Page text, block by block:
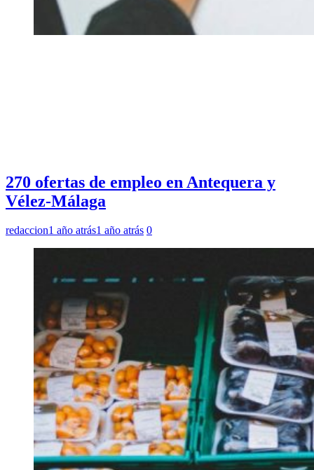
270 ofertas de empleo en Antequera y
Vélez-Málaga
redaccion1 año atrás1 año atrás 0